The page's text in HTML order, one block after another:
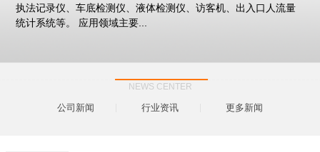
执法记录仪、车底检测仪、液体检测仪、访客机、出入口人流量
统计系统等。 应用领域主要...
NEWS CENTER
公司新闻 行业资讯 更多新闻